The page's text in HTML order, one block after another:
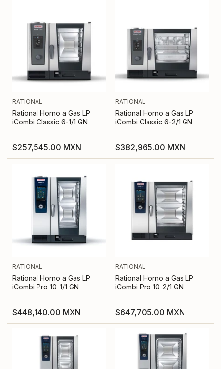
RATIONAL
Rational Horno a Gas LP
iCombi Classic 6-1/1 GN
Precio
regular
$257,545.00 MXN
RATIONAL
Rational Horno a Gas LP
iCombi Classic 6-2/1 GN
Precio
regular
$382,965.00 MXN
RATIONAL
Rational Horno a Gas LP
iCombi Pro 10-1/1 GN
Precio
regular
$448,140.00 MXN
RATIONAL
Rational Horno a Gas LP
iCombi Pro 10-2/1 GN
Precio
regular
$647,705.00 MXN